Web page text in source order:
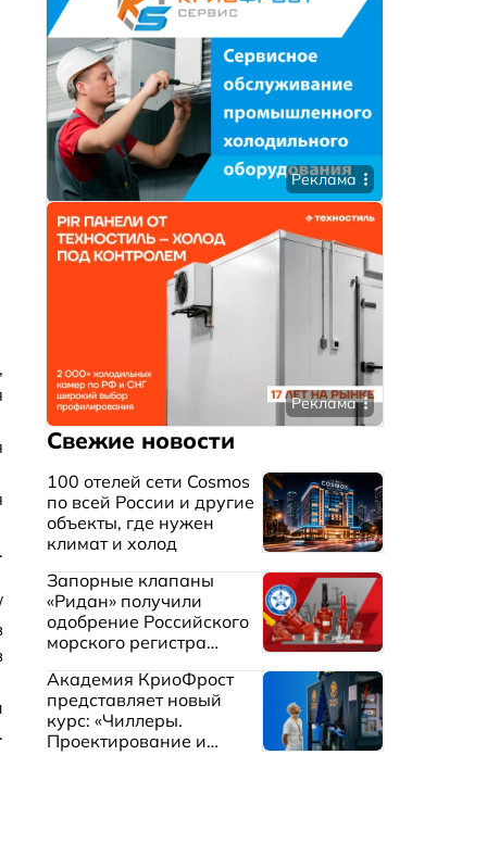
Реклама
Реклама
Свежие новости
100 отелей сети Cosmos
по всей России и другие
объекты, где нужен
климат и холод
Запорные клапаны
«Ридан» получили
одобрение Российского
морского регистра
Академия КриоФрост
представляет новый
курс: «Чиллеры.
Проектирование и